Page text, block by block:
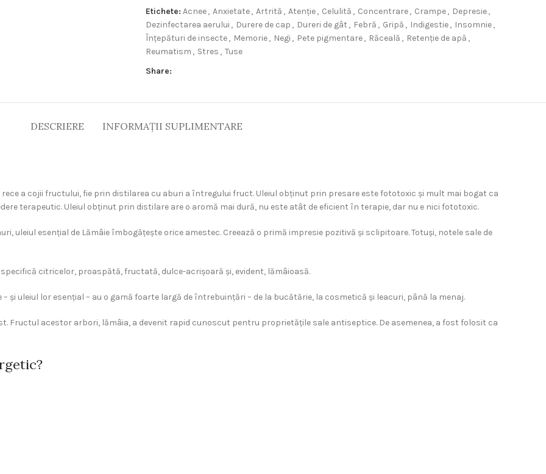
Etichete: Acnee, Anxietate, Artrită , Atenție, Celulită , Concentrare, Crampe, Depresie,
Dezinfectarea aerului , Durere de cap , Dureri de gât , Febră , Gripă , Indigestie, Insomnie,
Înțepături de insecte, Memorie, Negi , Pete pigmentare, Răceală , Retenție de apă ,
Reumatism , Stres , Tuse
Share:
DESCRIERE INFORMAȚII SUPLIMENTARE
a cojii fructului, fie prin distilarea cu aburi a întregului fruct. Uleiul obținut prin presare este fototoxic și mult mai bogat ca
terapeutic. Uleiul obținut prin distilare are o aromă mai dură, nu este atât de eficient în terapie, dar nu e nici fototoxic.
uleiul esențial de Lămâie îmbogățește orice amestec. Creează o primă impresie pozitivă și sclipitoare. Totuși, notele sale de
citricelor, proaspătă, fructată, dulce-acrișoară și, evident, lămâioasă.
și uleiul lor esențial – au o gamă foarte largă de întrebuințări – de la bucătărie, la cosmetică și leacuri, până la menaj.
Fructul acestor arbori, lămâia, a devenit rapid cunoscut pentru proprietățile sale antiseptice. De asemenea, a fost folosit ca